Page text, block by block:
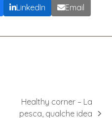
LinkedIn Email
Healthy corner – La
pesca, qualche idea